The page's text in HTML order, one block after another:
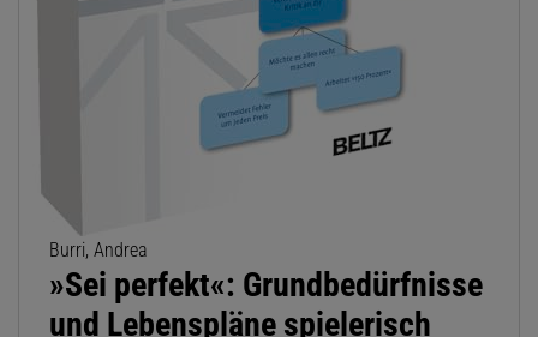
Burri, Andrea
»Sei perfekt«: Grundbedürfnisse
und Lebenspläne spielerisch